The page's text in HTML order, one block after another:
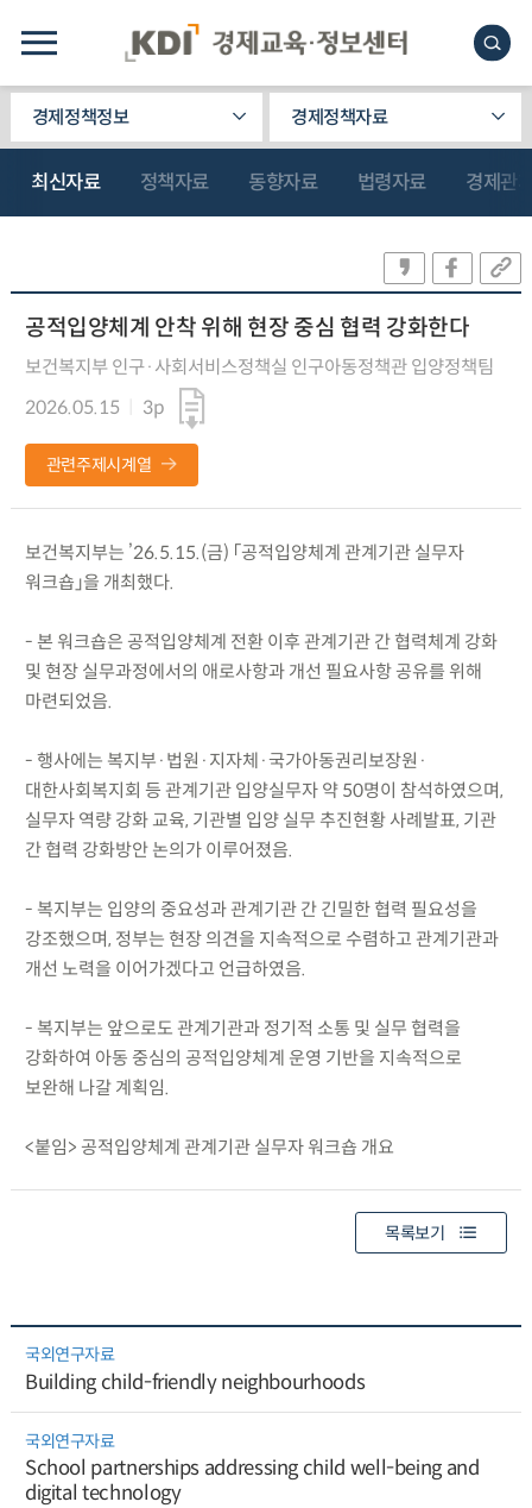
경제정책정보 경제정책자료
최신자료 정책자료 동향자료 법령자료 경제관
공적입양체계 안착 위해 현장 중심 협력 강화한다
보건복지부 인구·사회서비스정책실 인구아동정책관 입양정책팀
2026.05.15
3p
관련주제시계열
보건복지부는 ’26.5.15.(금) 「공적입양체계 관계기관 실무자
워크숍」을 개최했다.
- 본 워크숍은 공적입양체계 전환 이후 관계기관 간 협력체계 강화
및 현장 실무과정에서의 애로사항과 개선 필요사항 공유를 위해
마련되었음.
- 행사에는 복지부·법원·지자체·국가아동권리보장원·
대한사회복지회 등 관계기관 입양실무자 약 50명이 참석하였으며,
실무자 역량 강화 교육, 기관별 입양 실무 추진현황 사례발표, 기관
간 협력 강화방안 논의가 이루어졌음.
- 복지부는 입양의 중요성과 관계기관 간 긴밀한 협력 필요성을
강조했으며, 정부는 현장 의견을 지속적으로 수렴하고 관계기관과
개선 노력을 이어가겠다고 언급하였음.
- 복지부는 앞으로도 관계기관과 정기적 소통 및 실무 협력을
강화하여 아동 중심의 공적입양체계 운영 기반을 지속적으로
보완해 나갈 계획임.
<붙임> 공적입양체계 관계기관 실무자 워크숍 개요
목록보기
국외연구자료
Building child-friendly neighbourhoods
국외연구자료
School partnerships addressing child well-being and
digital technology